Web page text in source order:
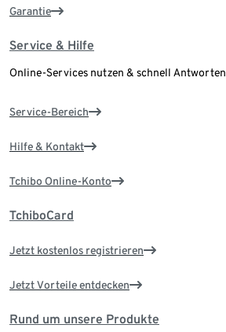
Garantie
Service & Hilfe
Online-Services nutzen & schnell
Service-Bereich
Hilfe & Kontakt
Tchibo Online-Konto
TchiboCard
Jetzt kostenlos registrieren
Jetzt Vorteile entdecken
Rund um unsere Produkte